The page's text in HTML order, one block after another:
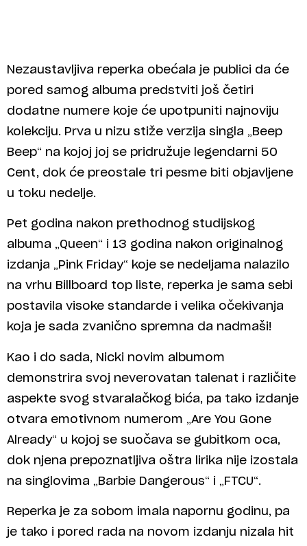
Nezaustavljiva reperka obećala je publici da će
pored samog albuma predstviti još četiri
dodatne numere koje će upotpuniti najnoviju
kolekciju. Prva u nizu stiže verzija singla „Beep
Beep“ na kojoj joj se pridružuje legendarni 50
Cent, dok će preostale tri pesme biti objavljene
u toku nedelje.
Pet godina nakon prethodnog studijskog
albuma „Queen“ i 13 godina nakon originalnog
izdanja „Pink Friday“ koje se nedeljama nalazilo
na vrhu Billboard top liste, reperka je sama sebi
postavila visoke standarde i velika očekivanja
koja je sada zvanično spremna da nadmaši!
Kao i do sada, Nicki novim albumom
demonstrira svoj neverovatan talenat i različite
aspekte svog stvaralačkog bića, pa tako izdanje
otvara emotivnom numerom „Are You Gone
Already“ u kojoj se suočava se gubitkom oca,
dok njena prepoznatljiva oštra lirika nije izostala
na singlovima „Barbie Dangerous“ i „FTCU“.
Reperka je za sobom imala napornu godinu, pa
je tako i pored rada na novom izdanju nizala hit